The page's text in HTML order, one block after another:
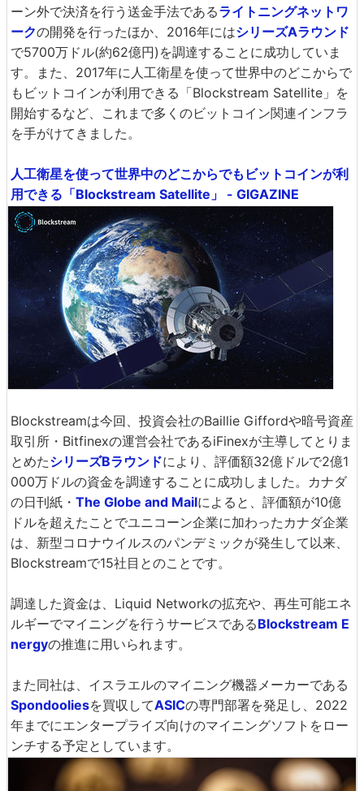
ーン外で決済を行う送金手法であるライトニングネットワ
ークの開発を行ったほか、2016年にはシリーズAラウンド
で5700万ドル(約62億円)を調達することに成功していま
す。また、2017年に人工衛星を使って世界中のどこからで
もビットコインが利用できる「Blockstream Satellite」を
開始するなど、これまで多くのビットコイン関連インフラ
を手がけてきました。
人工衛星を使って世界中のどこからでもビットコインが利
用できる「Blockstream Satellite」 - GIGAZINE
Blockstreamは今回、投資会社のBaillie Giffordや暗号資産
取引所・Bitfinexの運営会社であるiFinexが主導してとりま
とめたシリーズBラウンドにより、評価額32億ドルで2億1
000万ドルの資金を調達することに成功しました。カナダ
の日刊紙・ The Globe and Mailによると、評価額が10億
ドルを超えたことでユニコーン企業に加わったカナダ企業
は、新型コロナウイルスのパンデミックが発生して以来、
Blockstreamで15社目とのことです。
調達した資金は、Liquid Networkの拡充や、再生可能エネ
ルギーでマイニングを行うサービスであるBlockstream E
nergyの推進に用いられます。
また同社は、イスラエルのマイニング機器メーカーである
Spondooliesを買収してASICの専門部署を発足し、2022
年までにエンタープライズ向けのマイニングソフトをロー
ンチする予定としています。